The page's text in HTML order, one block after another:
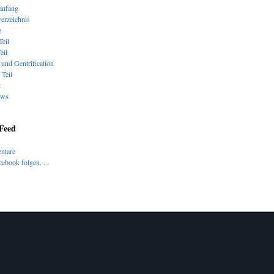
und Gentrification
folgen. . .